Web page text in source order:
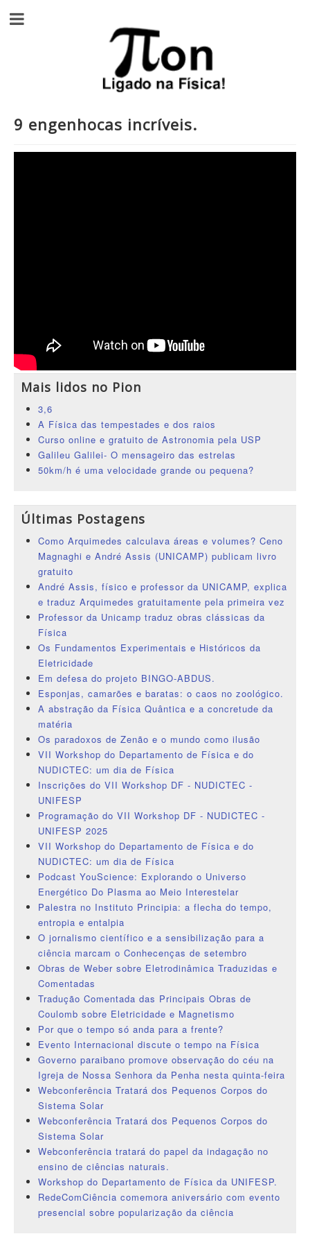
9 engenhocas incríveis.
Mais lidos no Pion
3,6
A Física das tempestades e dos raios
Curso online e gratuito de Astronomia pela USP
Galileu Galilei- O mensageiro das estrelas
50km/h é uma velocidade grande ou pequena?
Últimas Postagens
Como Arquimedes calculava áreas e volumes? Ceno
Magnaghi e André Assis (UNICAMP) publicam livro
gratuito
André Assis, físico e professor da UNICAMP, explica
e traduz Arquimedes gratuitamente pela primeira vez
Professor da Unicamp traduz obras clássicas da
Física
Os Fundamentos Experimentais e Históricos da
Eletricidade
Em defesa do projeto BINGO-ABDUS.
Esponjas, camarões e baratas: o caos no zoológico.
A abstração da Física Quântica e a concretude da
matéria
Os paradoxos de Zenão e o mundo como ilusão
VII Workshop do Departamento de Física e do
NUDICTEC: um dia de Física
Inscrições do VII Workshop DF - NUDICTEC -
UNIFESP
Programação do VII Workshop DF - NUDICTEC -
UNIFESP 2025
VII Workshop do Departamento de Física e do
NUDICTEC: um dia de Física
Podcast YouScience: Explorando o Universo
Energético Do Plasma ao Meio Interestelar
Palestra no Instituto Principia: a flecha do tempo,
entropia e entalpia
O jornalismo científico e a sensibilização para a
ciência marcam o Conhecenças de setembro
Obras de Weber sobre Eletrodinâmica Traduzidas e
Comentadas
Tradução Comentada das Principais Obras de
Coulomb sobre Eletricidade e Magnetismo
Por que o tempo só anda para a frente?
Evento Internacional discute o tempo na Física
Governo paraibano promove observação do céu na
Igreja de Nossa Senhora da Penha nesta quinta-feira
Webconferência Tratará dos Pequenos Corpos do
Sistema Solar
Webconferência Tratará dos Pequenos Corpos do
Sistema Solar
Webconferência tratará do papel da indagação no
ensino de ciências naturais.
Workshop do Departamento de Física da UNIFESP.
RedeComCiência comemora aniversário com evento
presencial sobre popularização da ciência